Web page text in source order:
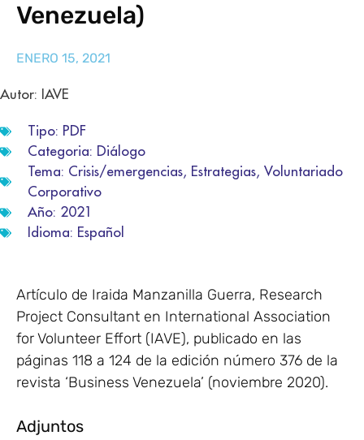
Venezuela)
ENERO 15, 2021
Autor: IAVE
Tipo: PDF
Categoria: Diálogo
Tema: Crisis/emergencias, Estrategias, Voluntariado
Corporativo
Año: 2021
Idioma: Español
Artículo de Iraida Manzanilla Guerra, Research
Project Consultant en International Association
for Volunteer Effort (IAVE), publicado en las
páginas 118 a 124 de la edición número 376 de la
revista ‘Business Venezuela’ (noviembre 2020).
Adjuntos